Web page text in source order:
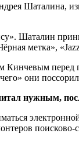
Шаталина,
Шаталин
метка»,
Кинчевым
они
нужным,
поисково-